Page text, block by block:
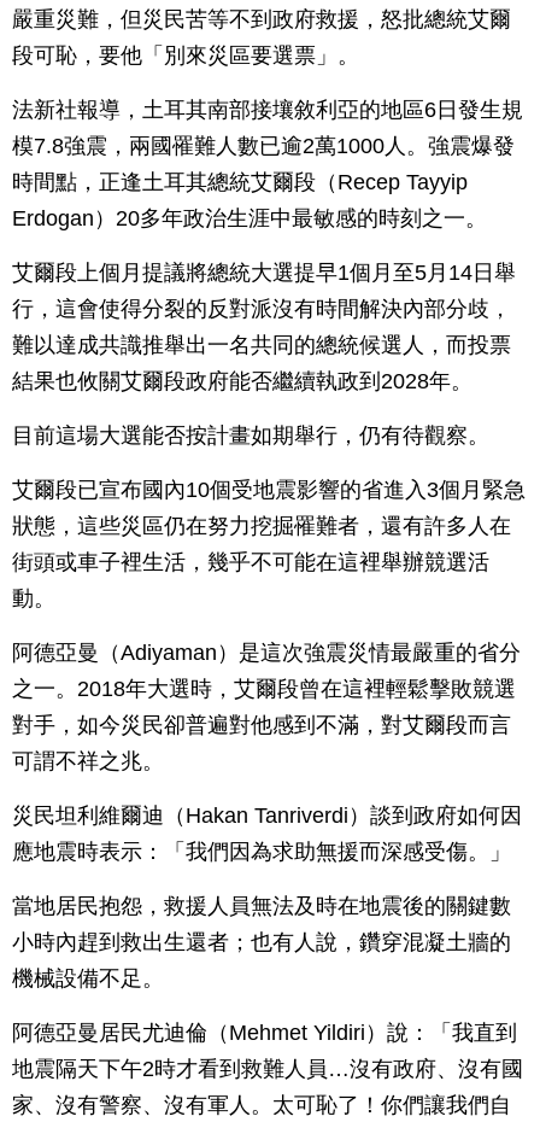
嚴重災難，但災民苦等不到政府救援，怒批總統艾爾
段可恥，要他「別來災區要選票」。
法新社報導，土耳其南部接壤敘利亞的地區6日發生規
模7.8強震，兩國罹難人數已逾2萬1000人。強震爆發
時間點，正逢土耳其總統艾爾段（Recep Tayyip
Erdogan）20多年政治生涯中最敏感的時刻之一。
艾爾段上個月提議將總統大選提早1個月至5月14日舉
行，這會使得分裂的反對派沒有時間解決內部分歧，
難以達成共識推舉出一名共同的總統候選人，而投票
結果也攸關艾爾段政府能否繼續執政到2028年。
目前這場大選能否按計畫如期舉行，仍有待觀察。
艾爾段已宣布國內10個受地震影響的省進入3個月緊急
狀態，這些災區仍在努力挖掘罹難者，還有許多人在
街頭或車子裡生活，幾乎不可能在這裡舉辦競選活
動。
阿德亞曼（Adiyaman）是這次強震災情最嚴重的省分
之一。2018年大選時，艾爾段曾在這裡輕鬆擊敗競選
對手，如今災民卻普遍對他感到不滿，對艾爾段而言
可謂不祥之兆。
災民坦利維爾迪（Hakan Tanriverdi）談到政府如何因
應地震時表示：「我們因為求助無援而深感受傷。」
當地居民抱怨，救援人員無法及時在地震後的關鍵數
小時內趕到救出生還者；也有人說，鑽穿混凝土牆的
機械設備不足。
阿德亞曼居民尤迪倫（Mehmet Yildiri）說：「我直到
地震隔天下午2時才看到救難人員…沒有政府、沒有國
家、沒有警察、沒有軍人。太可恥了！你們讓我們自